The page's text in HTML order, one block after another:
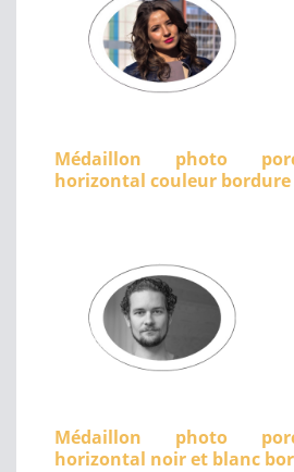
Médaillon photo
horizontal couleur bordure
Médaillon photo
horizontal noir et blanc